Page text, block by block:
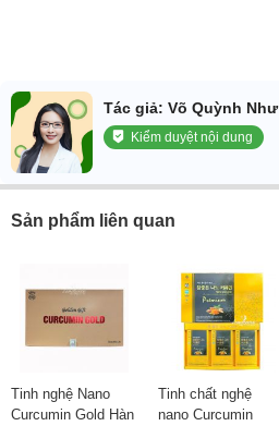
Tác giả: Võ Quỳnh Như
Kiểm duyệt nội dung
Sản phẩm liên quan
Tinh nghệ Nano
Curcumin Gold Hàn
Tinh chất nghệ
nano Curcumin